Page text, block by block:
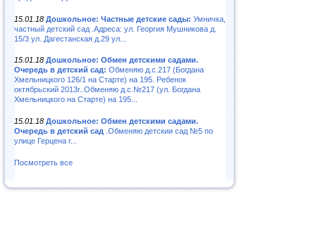
15.01.18 Дошкольное: Частные детские сады: Умничка,
частный детский сад .Адреса: ул. Георгия Мушникова д.
15/3 ул. Дагестанская д.29 ул...
15.01.18 Дошкольное: Обмен детскими садами.
Очередь в детский сад: Обменяю д.с.217 (Богдана
Хмельницкого 126/1 на Старте) на 195. Ребенок
октябрьский 2013г..Обменяю д.с.№217 (ул. Богдана
Хмельницкого на Старте) на 195...
15.01.18 Дошкольное: Обмен детскими садами.
Очередь в детский сад .Обменяю детскии сад №5 по
улице Герцена г...
Посмотреть все